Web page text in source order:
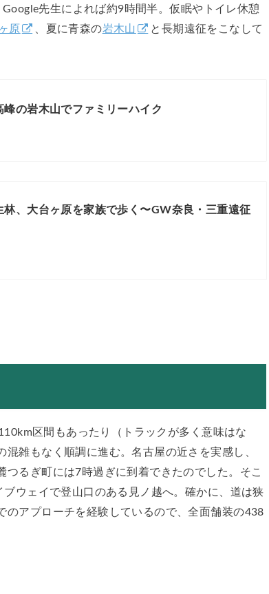
Google先生によれば約9時間半。仮眠やトイレ休憩
原 、夏に青森の岩木山
と長期遠征をこなして
峰の岩木山でファミリーハイク
林、大台ヶ原を家族で歩く〜GW奈良・三重遠征
区間もあったり（トラックが多く意味はな
雑もなく順調に進む。名古屋の近さを実感し、
るぎ町には7時過ぎに到着できたのでした。そこ
ウェイで登山口のある見ノ越へ。確かに、道は狭
のアプローチを経験しているので、全面舗装の438